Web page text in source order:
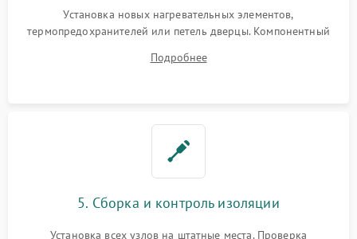
Установка новых нагревательных элементов,
термопредохранителей или петель дверцы. Компонентный
выгоревших реле, восстановление контактов и замена
Подробнее
5. Сборка и контроль изоляции
Установка всех узлов на штатные места. Проверка